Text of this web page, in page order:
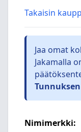
Takaisin
Jaa omat
Jakamalla
Nimimerkki: